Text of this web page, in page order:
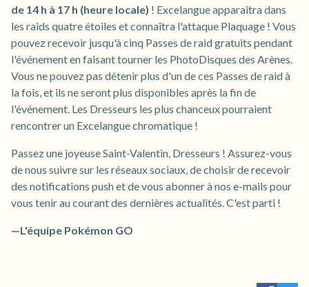
de 14 h à 17 h (heure locale) ! Excelangue apparaîtra dans
les raids quatre étoiles et connaîtra l'attaque Plaquage ! Vous
pouvez recevoir jusqu'à cinq Passes de raid gratuits pendant
l'événement en faisant tourner les PhotoDisques des Arènes.
Vous ne pouvez pas détenir plus d'un de ces Passes de raid à
la fois, et ils ne seront plus disponibles après la fin de
l'événement. Les Dresseurs les plus chanceux pourraient
rencontrer un Excelangue chromatique !
Passez une joyeuse Saint-Valentin, Dresseurs ! Assurez-vous
de nous suivre sur les réseaux sociaux, de choisir de recevoir
des notifications push et de vous abonner à nos e-mails pour
vous tenir au courant des dernières actualités. C'est parti !
—L'équipe Pokémon GO